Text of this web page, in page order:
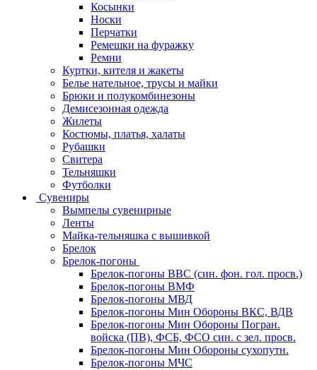
Косынки
Носки
Перчатки
Ремешки на фуражку
Ремни
Куртки, кителя и жакеты
Белье нательное, трусы и майки
Брюки и полукомбинезоны
Демисезонная одежда
Жилеты
Костюмы, платья, халаты
Рубашки
Свитера
Тельняшки
Футболки
Сувениры
Вымпелы сувенирные
Ленты
Майка-тельняшка с вышивкой
Брелок
Брелок-погоны
Брелок-погоны ВВС (син. фон. гол. просв.)
Брелок-погоны ВМФ
Брелок-погоны МВД
Брелок-погоны Мин Обороны ВКС, ВДВ
Брелок-погоны Мин Обороны Погран.
войска (ПВ), ФСБ, ФСО син. с зел. просв.
Брелок-погоны Мин Обороны сухопутн.
Брелок-погоны МЧС